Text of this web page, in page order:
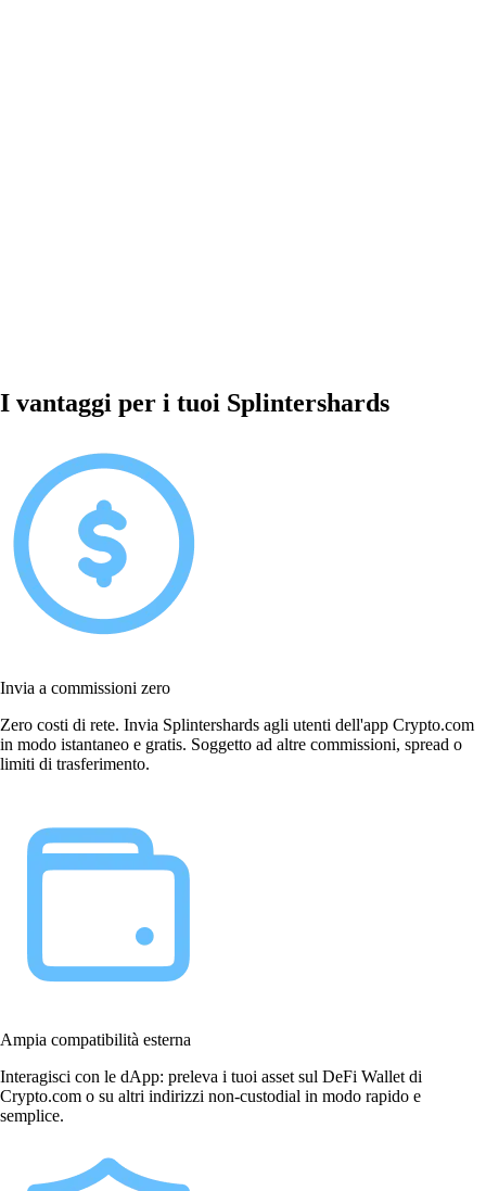
I vantaggi per i tuoi Splintershards
Invia a commissioni zero
Zero costi di rete. Invia Splintershards agli utenti dell'app Crypto.com
in modo istantaneo e gratis. Soggetto ad altre commissioni, spread o
limiti di trasferimento.
Ampia compatibilità esterna
Interagisci con le dApp: preleva i tuoi asset sul DeFi Wallet di
Crypto.com o su altri indirizzi non-custodial in modo rapido e
semplice.